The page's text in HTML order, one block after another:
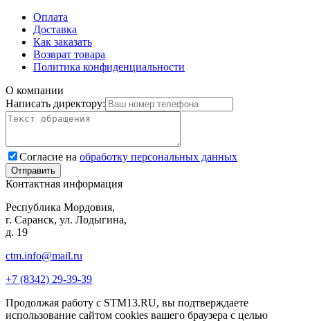
Оплата
Доставка
Как заказать
Возврат товара
Политика конфиденциальности
О компании
Написать директору:
Согласие на обработку персональных данных
Контактная информация
Республика Мордовия,
г. Саранск, ул. Лодыгина,
д. 19
ctm.info@mail.ru
+7 (8342) 29-39-39
Продолжая работу с STM13.RU, вы подтверждаете
использование сайтом cookies вашего браузера с целью